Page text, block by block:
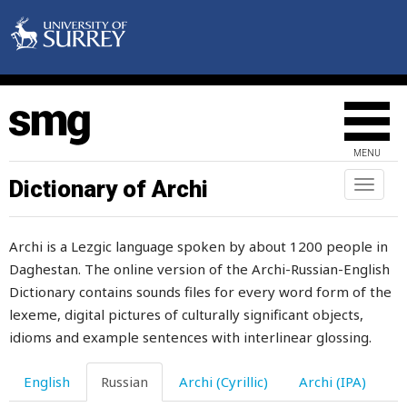
MENU
Toggle
Dictionary of Archi
Archi is a Lezgic language spoken by about 1200 people in
Daghestan. The online version of the Archi-Russian-English
Dictionary contains sounds files for every word form of the
lexeme, digital pictures of culturally significant objects,
idioms and example sentences with interlinear glossing.
English Russian Archi (Cyrillic) Archi (IPA)
парнокопытные
пасмурный
пастбище
пасти
пастух
пасынок